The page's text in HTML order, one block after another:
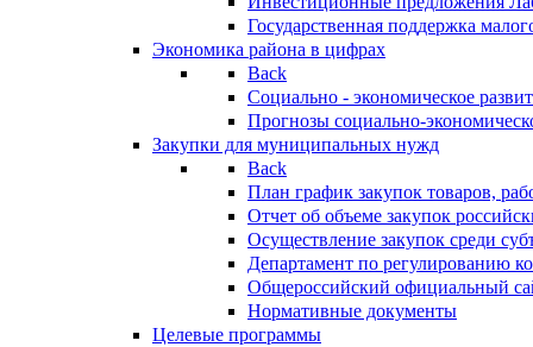
Государственная поддержка
Экономика района в цифрах
Back
Социально - экономическое
Прогнозы социально-
Закупки для муниципальных нужд
Back
План график закупок товаров,
Отчет об объеме закупок
Осуществление закупок среди
Департамент по регулированию
Общероссийский официальный
Нормативные документы
Целевые программы